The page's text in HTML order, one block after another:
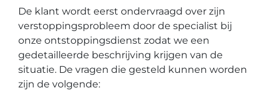
De klant wordt eerst ondervraagd over zijn
verstoppingsprobleem door de specialist bij
onze ontstoppingsdienst zodat we een
gedetailleerde beschrijving krijgen van de
situatie. De vragen die gesteld kunnen worden
zijn de volgende: